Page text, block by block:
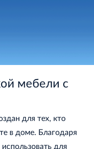
мебели с
для тех, кто
в доме. Благодаря
для